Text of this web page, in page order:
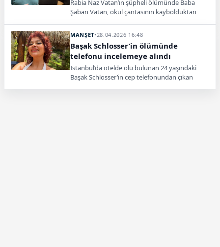
Rabia Naz Vatan’ın şüpheli ölümünde Baba
Şaban Vatan, okul çantasının kaybolduktan
MANŞET•28.04.2026 16:48
Başak Schlosser’in ölümünde
telefonu incelemeye alındı
İstanbul’da otelde ölü bulunan 24 yaşındaki
Başak Schlosser’in cep telefonundan çıkan